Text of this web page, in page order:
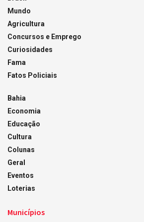
Mundo
Agricultura
Concursos e Emprego
Curiosidades
Fama
Fatos Policiais
Bahia
Economia
Educação
Cultura
Colunas
Geral
Eventos
Loterias
Municípios